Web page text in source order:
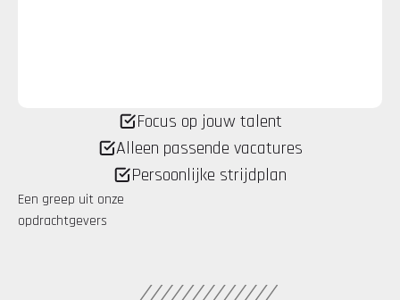
Focus op jouw talent
Alleen passende vacatures
Persoonlijke strijdplan
Een greep uit onze
opdrachtgevers